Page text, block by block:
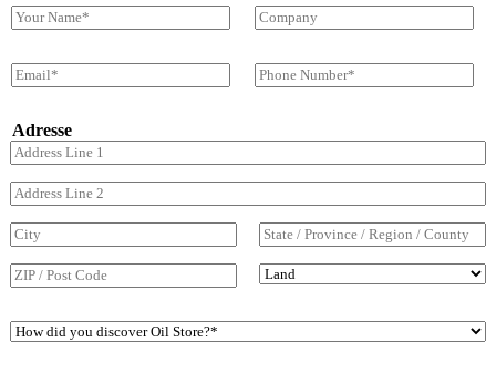
D
i
n
v
n
B
e
r
i
E
-
o
s
t
*
T
e
o
n
m
m
e
Adresse
region
H